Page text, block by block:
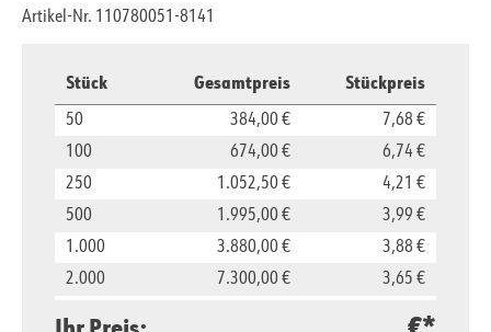
Artikel-Nr. 110780051-8141
Stück Gesamtpreis Stückpreis
50 384,00 €
7,68 €
100
674,00 €
6,74 €
250
1.052,50 €
4,21 €
500
1.995,00 €
3,99 €
1.000
3.880,00 €
3,88 €
2.000
7.300,00 €
3,65 €